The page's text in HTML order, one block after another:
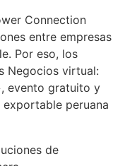
Connection
entre empresas
Por eso, los
Negocios virtual:
evento gratuito y
peruana
de